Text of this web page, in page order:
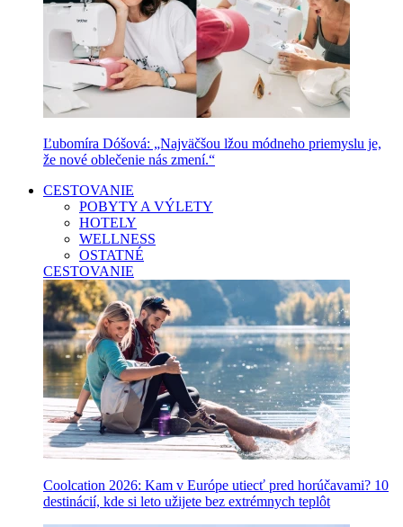
Ľubomíra Dóšová: „Najväčšou lžou módneho priemyslu je,
že nové oblečenie nás zmení.“
CESTOVANIE
POBYTY A VÝLETY
HOTELY
WELLNESS
OSTATNÉ
CESTOVANIE
Coolcation 2026: Kam v Európe utiecť pred horúčavami? 10
destinácií, kde si leto užijete bez extrémnych teplôt